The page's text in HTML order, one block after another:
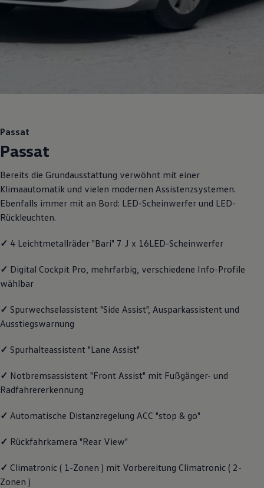
Motorenöl und Flüssigkeiten
Pannen- und Unfallhilfe
Economy Service
Transport
Updates für Software, Karten und Radio
Über Ihr Auto
Vorgängermodelle
Assistenzsysteme
Live Beratung
Magazin
Familie
Volkswagen R
Volkswagen Kundenbetreuung
Passat
Passat
Bereits die Grundausstattung verwöhnt mit einer
Klimaautomatik und vielen modernen Assistenzsystemen.
Ebenfalls immer mit an Bord: LED-Scheinwerfer und LED-
Rückleuchten.
✓ 4 Leichtmetallräder "Bari" 7 J x 16LED-Scheinwerfer
✓ Digital Cockpit Pro, mehrfarbig, verschiedene Info-Profile
wählbar
✓ Spurwechselassistent "Side Assist", Ausparkassistent und
Ausstiegswarnung
✓ Spurhalteassistent "Lane Assist"
✓ Notbremsassistent "Front Assist" mit Fußgänger- und
Radfahrererkennung
✓ Automatische Distanzregelung ACC "stop & go"
✓ Rückfahrkamera "Rear View"
✓ Climatronic ( 1-Zonen ) mit Vorbereitung Climatronic ( 2-
Zonen )